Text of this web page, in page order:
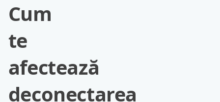
Cum
te
afectează
deconectarea